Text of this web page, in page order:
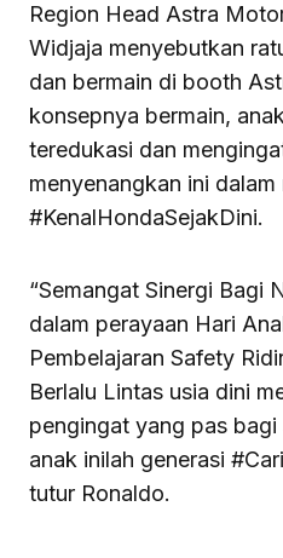
Region Head Astra
Widjaja menyebutkan
dan bermain di booth
konsepnya bermain,
teredukasi dan
menyenangkan ini
#KenalHondaSejakDini.
“Semangat Sinergi Bagi
dalam perayaan Hari
Pembelajaran Safety
Berlalu Lintas usia dini
pengingat yang pas
anak inilah generasi
tutur Ronaldo.